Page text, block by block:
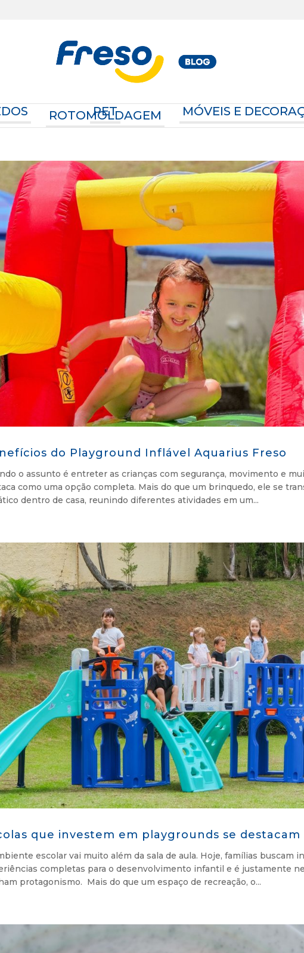
PET MÓVEIS E
ROTOMOLDAGEM
do Playground Inflável Aquarius Freso
o assunto é entreter as crianças com segurança, movimento e
como uma opção completa. Mais do que um brinquedo, ele se
dentro de casa, reunindo diferentes atividades em um...
que investem em playgrounds se
escolar vai muito além da sala de aula. Hoje, famílias buscam
completas para o desenvolvimento infantil e é justamente
protagonismo. Mais do que um espaço de recreação, o...